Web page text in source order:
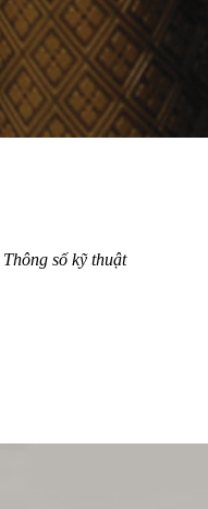
Thông số kỹ thuật